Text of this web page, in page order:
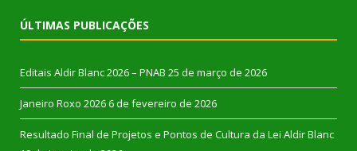
ÚLTIMAS PUBLICAÇÕES
Editais Aldir Blanc 2026 – PNAB 25 de março de 2026
Janeiro Roxo 2026 6 de fevereiro de 2026
Resultado Final de Projetos e Pontos de Cultura da Lei Aldir Blanc